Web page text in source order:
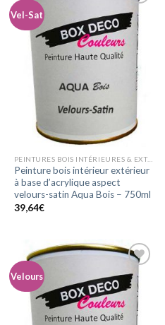
Vel-Sat
Ajouter
à la
wishlist
PEINTURES BOIS INTÉRIEURES & EXTÉRIEURES ASPECT VELOURS-SATIN
Peinture bois intérieur extérieur
à base d’acrylique aspect
velours-satin Aqua Bois – 750ml
39,64€
Velours
Ajouter
à la
wishlist